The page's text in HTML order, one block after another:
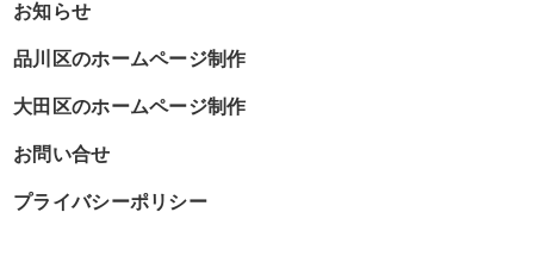
お知らせ
品川区のホームページ制作
大田区のホームページ制作
お問い合せ
プライバシーポリシー